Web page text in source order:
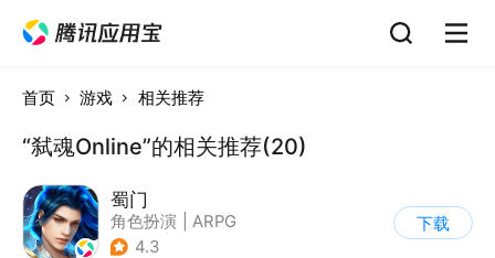
首页 游戏 相关推荐
“弑魂Online”的相关推荐(20)
蜀门
角色扮演
ARPG
| 武侠
4.3
下载